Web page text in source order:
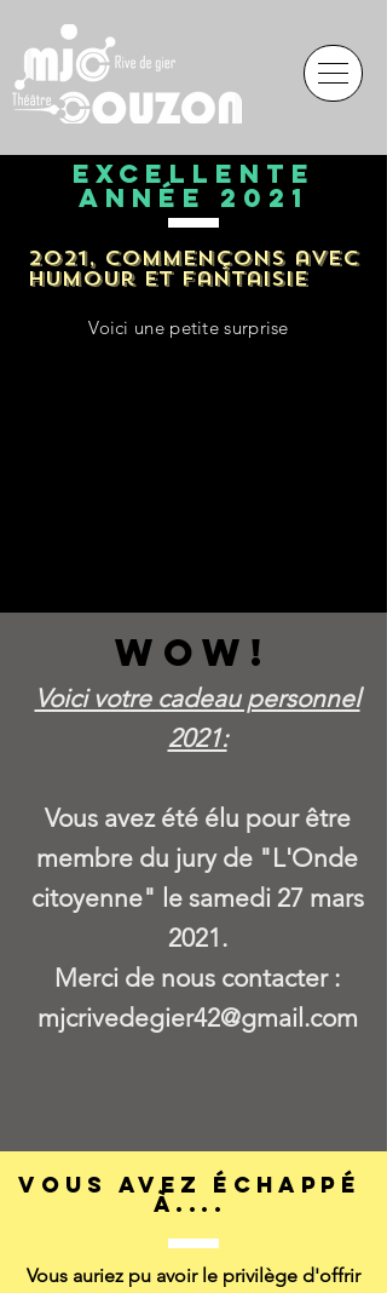
Excellente
année 2021
2021, commençons avec
humour et fantaisie
Voici une petite surprise
WOW!
Voici votre cadeau personnel
2021:
Vous avez été élu pour être
membre du jury de "L'Onde
citoyenne" le samedi 27 mars
2021.
Merci de nous contacter :
mjcrivedegier42@gmail.com
Vous avez échappé
à....
Vous auriez pu avoir le privilège d'offrir